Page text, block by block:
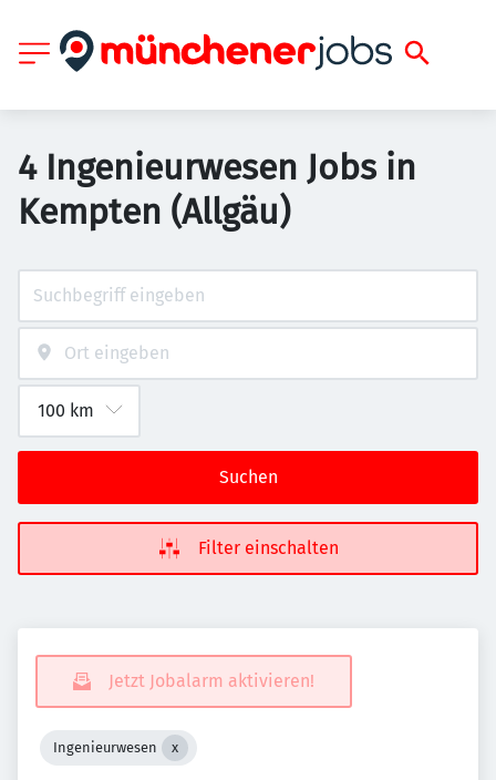
4 Ingenieurwesen Jobs in
Kempten (Allgäu)
Suchen
Filter einschalten
Jetzt Jobalarm aktivieren!
Ingenieurwesen